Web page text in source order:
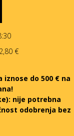
€
do 500 € na
nije potrebna
odobrenja bez